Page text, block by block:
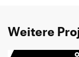
Weitere